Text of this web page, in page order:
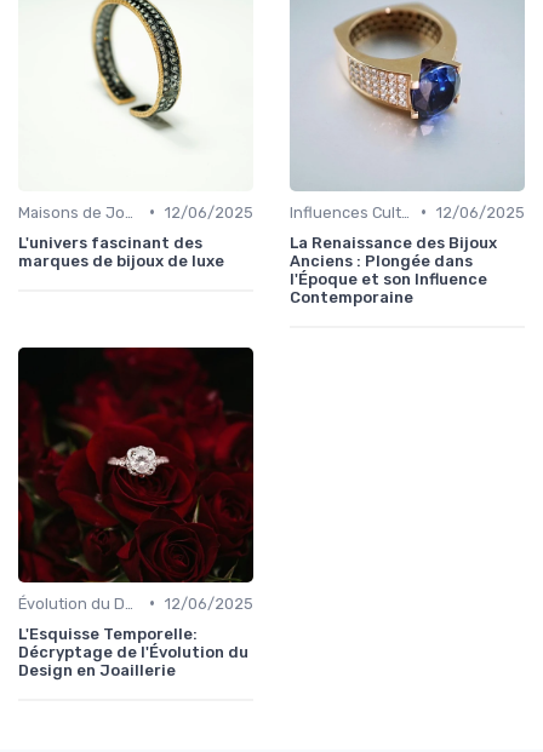
• 12/06/2025
L'univers fascinant des
marques de bijoux de luxe
• 12/06/2025
La Renaissance des Bijoux
Anciens : Plongée dans
l'Époque et son Influence
Contemporaine
• 12/06/2025
L'Esquisse Temporelle:
Décryptage de l'Évolution du
Design en Joaillerie